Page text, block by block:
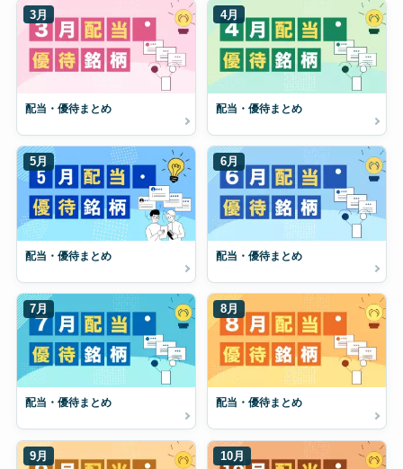
3月
配当・優待まとめ
4月
配当・優待まとめ
5月
配当・優待まとめ
6月
配当・優待まとめ
7月
配当・優待まとめ
8月
配当・優待まとめ
9月 10月